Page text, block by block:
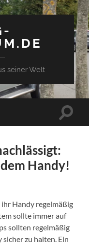
seiner Welt
Toggle
Handy!
ihr Handy regelmäßig
sollte immer auf
sollten regelmäßig
zu halten. Ein